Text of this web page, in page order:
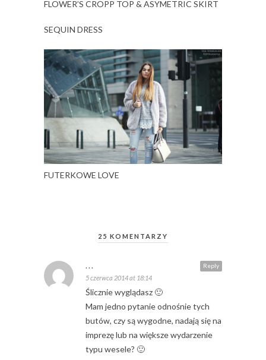
FLOWER’S CROPP TOP & ASYMETRIC SKIRT
SEQUIN DRESS
FUTERKOWE LOVE
25 KOMENTARZY
Reply
...
5 czerwca 2014 at 18:14
Ślicznie wyglądasz 🙂
Mam jedno pytanie odnośnie tych
butów, czy są wygodne, nadają się na
imprezę lub na większe wydarzenie
typu wesele? 🙂